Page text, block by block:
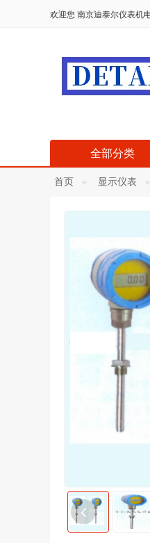
欢迎您 南京迪泰尔仪表机
全部分类
首页 显示仪表